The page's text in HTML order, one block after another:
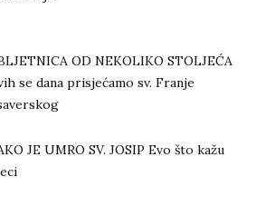
OD NEKOLIKO STOLJEĆA
se dana prisjećamo sv. Franje
JE UMRO SV. JOSIP Evo što kažu